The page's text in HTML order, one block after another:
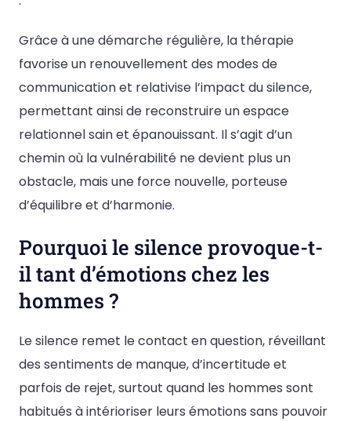
Grâce à une démarche régulière, la thérapie
favorise un renouvellement des modes de
communication et relativise l’impact du silence,
permettant ainsi de reconstruire un espace
relationnel sain et épanouissant. Il s’agit d’un
chemin où la vulnérabilité ne devient plus un
obstacle, mais une force nouvelle, porteuse
d’équilibre et d’harmonie.
Pourquoi le silence provoque-t-
il tant d’émotions chez les
hommes ?
Le silence remet le contact en question, réveillant
des sentiments de manque, d’incertitude et
parfois de rejet, surtout quand les hommes sont
habitués à intérioriser leurs émotions sans pouvoir